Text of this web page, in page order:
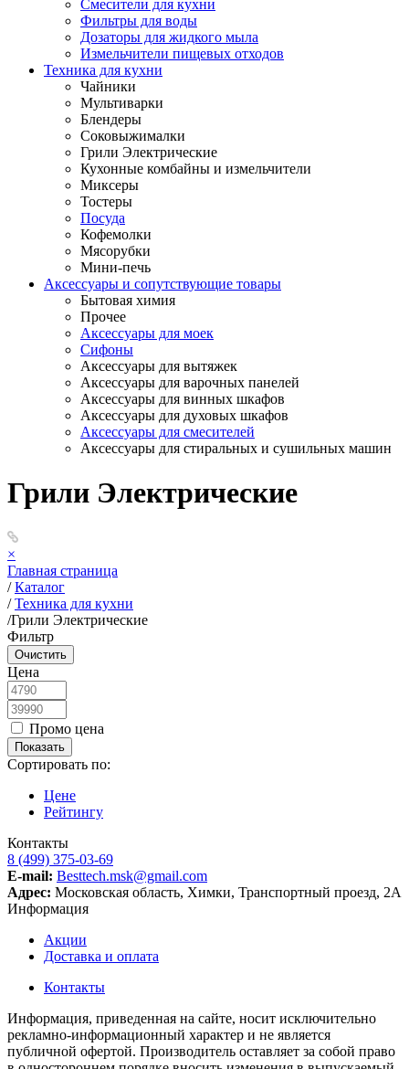
Смесители для кухни
Фильтры для воды
Дозаторы для жидкого мыла
Измельчители пищевых отходов
Техника для кухни
Чайники
Мультиварки
Блендеры
Соковыжималки
Грили Электрические
Кухонные комбайны и измельчители
Миксеры
Тостеры
Посуда
Кофемолки
Мясорубки
Мини-печь
Аксессуары и сопутствующие товары
Бытовая химия
Прочее
Аксессуары для моек
Сифоны
Аксессуары для вытяжек
Аксессуары для варочных панелей
Аксессуары для винных шкафов
Аксессуары для духовых шкафов
Аксессуары для смесителей
Аксессуары для стиральных и сушильных машин
Грили Электрические
×
Главная страница
/ Каталог
/ Техника для кухни
/Грили Электрические
Фильтр
Цена
Промо цена
Сортировать по:
Цене
Рейтингу
Контакты
8 (499) 375-03-69
E-mail: Besttech.msk@gmail.com
Адрес: Московская область, Химки, Транспортный проезд, 2А
Информация
Акции
Доставка и оплата
Контакты
Информация, приведенная на сайте, носит исключительно
рекламно-информационный характер и не является
публичной офертой. Производитель оставляет за собой право